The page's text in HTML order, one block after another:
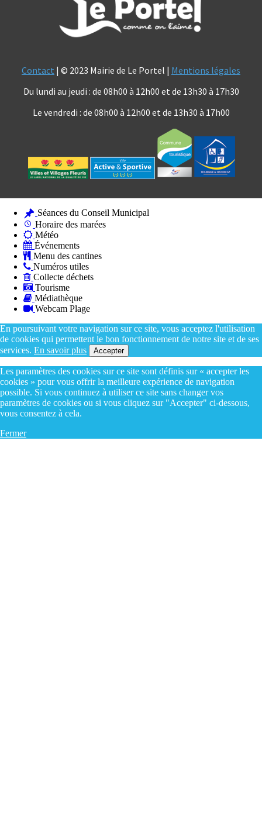
Contact | © 2023 Mairie de Le Portel | Mentions légales
Du lundi au jeudi : de 08h00 à 12h00 et de 13h30 à 17h30
Le vendredi : de 08h00 à 12h00 et de 13h30 à 17h00
Séances du Conseil Municipal
Horaire des marées
Météo
Événements
Menu des cantines
Numéros utiles
Collecte déchets
Tourisme
Médiathèque
Webcam Plage
En poursuivant votre navigation sur ce site, vous acceptez l'utilisation
de cookies qui permettent le bon fonctionnement de notre site et de ses
services. En savoir plus Accepter
Les paramètres des cookies sur ce site sont définis sur « accepter les
cookies » pour vous offrir la meilleure expérience de navigation
possible. Si vous continuez à utiliser ce site sans changer vos
paramètres de cookies ou si vous cliquez sur "Accepter" ci-dessous,
vous consentez à cela.
Fermer